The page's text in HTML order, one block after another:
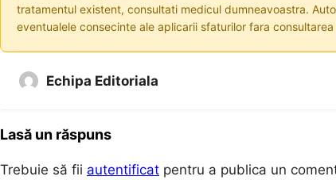
tratamentul existent, consultati medicul dumneavoastra.
eventualele consecinte ale aplicarii sfaturilor fara
Echipa Editoriala
Lasă un răspuns
Trebuie să fii autentificat pentru a publica un